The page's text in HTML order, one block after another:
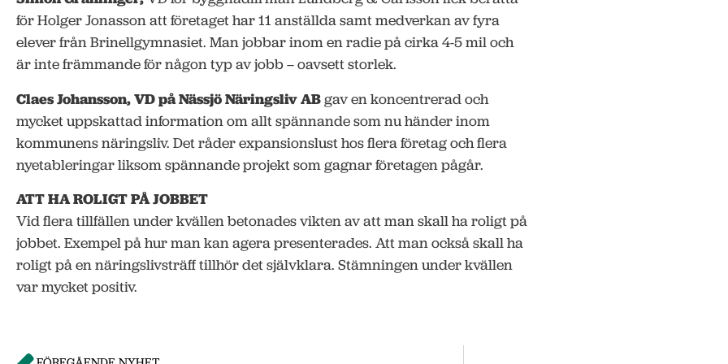
för Holger Jonasson att företaget har 11 anställda samt medverkan av fyra
elever från Brinellgymnasiet. Man jobbar inom en radie på cirka 4-5 mil och
är inte främmande för någon typ av jobb – oavsett storlek.
Claes Johansson, VD på Nässjö Näringsliv ABgav en koncentrerad och
mycket uppskattad information om allt spännande som nu händer inom
kommunens näringsliv. Det råder expansionslust hos flera företag och flera
nyetableringar liksom spännande projekt som gagnar företagen pågår.
ATT HA ROLIGT PÅ JOBBET
Vid flera tillfällen under kvällen betonades vikten av att man skall ha roligt på
jobbet. Exempel på hur man kan agera presenterades. Att man också skall ha
roligt på en näringslivsträff tillhör det självklara. Stämningen under kvällen
var mycket positiv.